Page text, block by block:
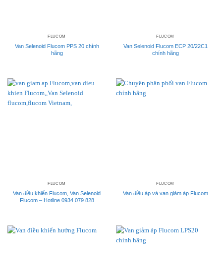
FLUCOM
Van Selenoid Flucom PPS 20 chính
hãng
FLUCOM
Van Selenoid Flucom ECP 20/22C1
chính hãng
FLUCOM
Van điều khiển Flucom, Van Selenoid
Flucom – Hotline 0934 079 828
FLUCOM
Van điều áp và van giảm áp Flucom